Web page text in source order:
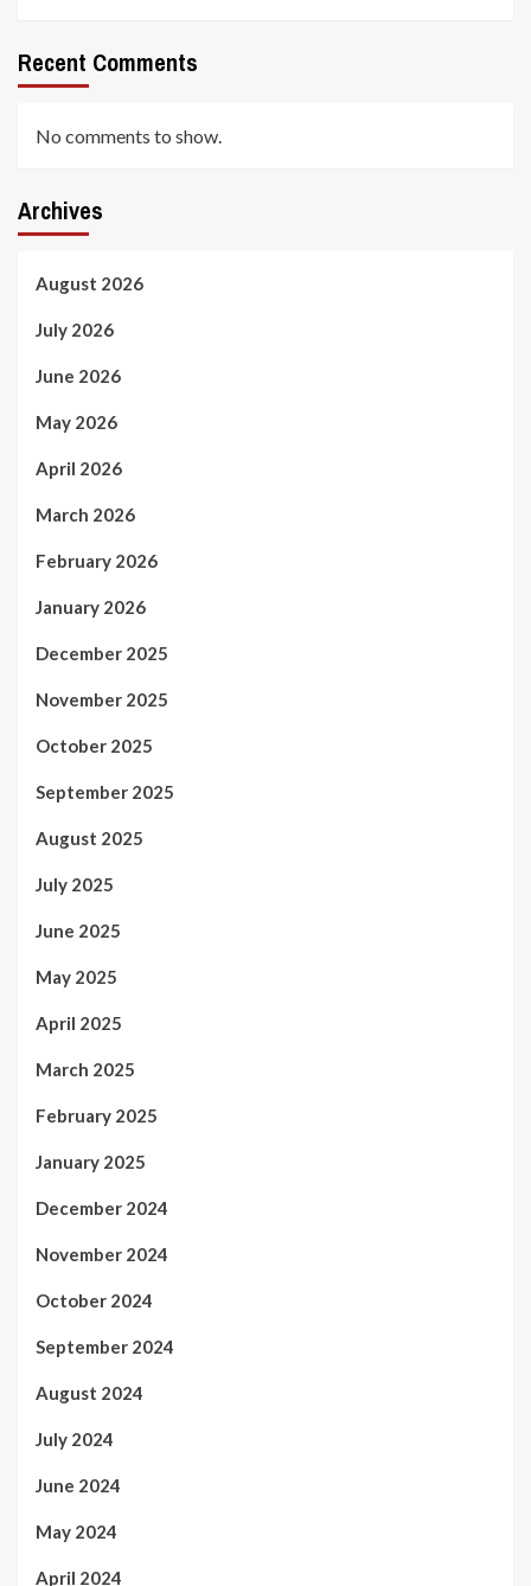
Recent Comments
No comments to show.
Archives
August 2026
July 2026
June 2026
May 2026
April 2026
March 2026
February 2026
January 2026
December 2025
November 2025
October 2025
September 2025
August 2025
July 2025
June 2025
May 2025
April 2025
March 2025
February 2025
January 2025
December 2024
November 2024
October 2024
September 2024
August 2024
July 2024
June 2024
May 2024
April 2024